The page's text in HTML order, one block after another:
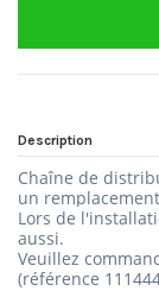
Description
Chaîne de
un
Lors de
aussi.
Veuillez
(référence